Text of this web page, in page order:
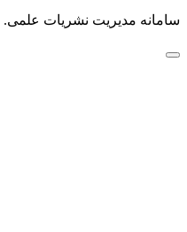
سامانه مدیریت نشریات علمی.